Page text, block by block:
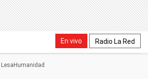
En vivo Radio La Red
LesaHumanidad